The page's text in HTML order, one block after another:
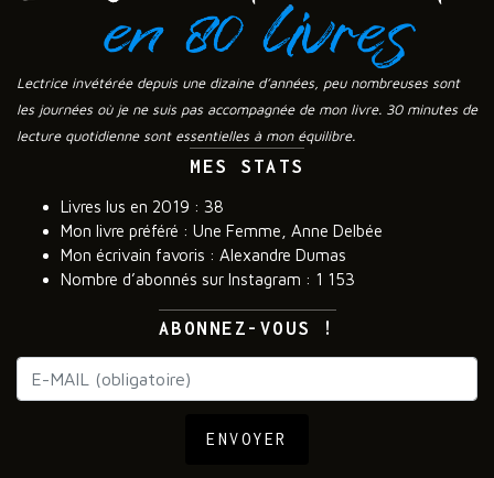
Lectrice invétérée depuis une dizaine d’années, peu nombreuses sont
les journées où je ne suis pas accompagnée de mon livre. 30 minutes de
lecture quotidienne sont essentielles à mon équilibre.
MES STATS
Livres lus en 2019 : 38
Mon livre préféré : Une Femme, Anne Delbée
Mon écrivain favoris : Alexandre Dumas
Nombre d’abonnés sur Instagram : 1 153
ABONNEZ-VOUS !
ENVOYER